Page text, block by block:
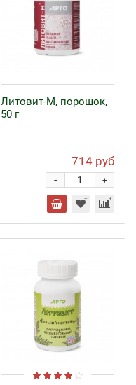
Литовит-М, порошок,
50 г
714 руб
+
-